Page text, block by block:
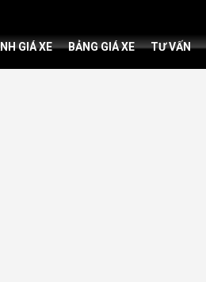
GIÁ XE BẢNG GIÁ XE TƯ VẤN